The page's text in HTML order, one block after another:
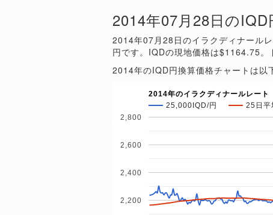
2014年07月28日のIQD
2014年07月28日のイラクディナール
円です。IQDの現地価格は$1164.75。
2014年のIQD円換算価格チャートは以
2014年のイラクディナールレート
25,000IQD/円
25日平
2,200
2,400
2,600
2,800